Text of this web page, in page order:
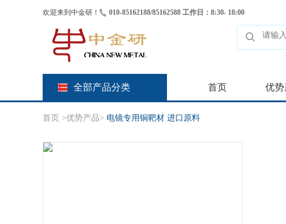
欢迎来到中金研！ 010-85162188/85162588 工作日：8:30- 18:00
全部产品分类 首页 优势
首页 >优势产品> 电镜专用铜靶材 进口原料